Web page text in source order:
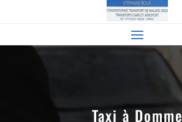
Taxi à Domme